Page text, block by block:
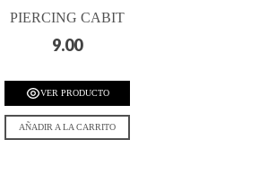
PIERCING CABIT
9.00
VER PRODUCTO
AÑADIR A LA CARRITO